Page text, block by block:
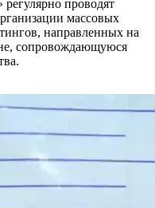
проводят
массовых
направленных на
сопровождающуюся